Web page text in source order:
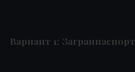
Вариант 1: Загранпаспорт